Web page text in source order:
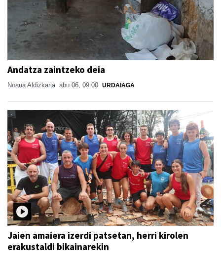
Andatza zaintzeko deia
Noaua Aldizkaria abu 06, 09:00 URDAIAGA
Jaien amaiera izerdi patsetan, herri kirolen
erakustaldi bikainarekin